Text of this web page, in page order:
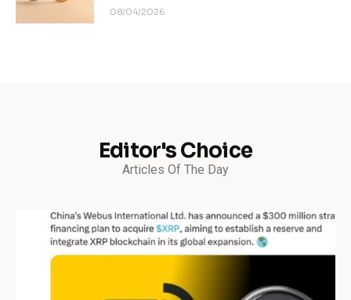
08/04/2026
Editor's Choice
Articles Of The Day